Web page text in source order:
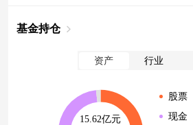
基金持仓
资产 行业
15.62亿元
股票
现金